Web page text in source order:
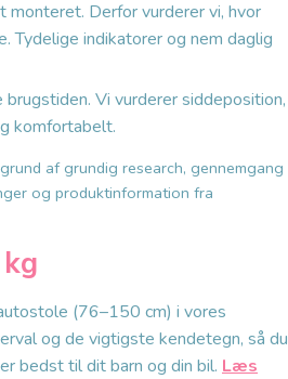
monteret. Derfor vurderer vi, hvor
Tydelige indikatorer og nem daglig
Vi vurderer siddeposition,
komfortabelt.
af grundig research, gennemgang
og produktinformation fra
(76–150 cm) i vores
og de vigtigste kendetegn, så du
bedst til dit barn og din bil. Læs